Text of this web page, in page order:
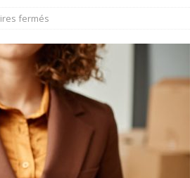
fermés